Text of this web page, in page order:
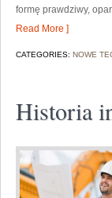
formę prawdziwy,
Read More ]
CATEGORIES: NOWE
Historia